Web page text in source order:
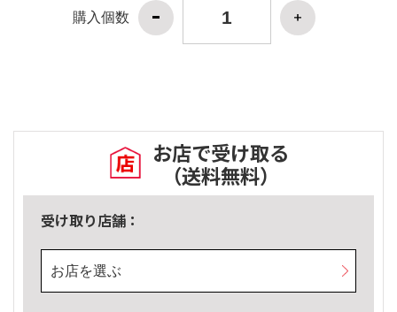
購入個数
お店で受け取る
（送料無料）
受け取り店舗：
お店を選ぶ